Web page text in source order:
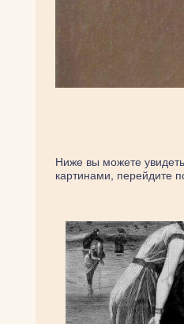
Ниже вы можете
картинами, перейдите